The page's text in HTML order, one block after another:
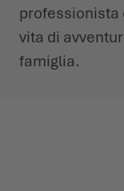
professionista
vita di
famiglia.